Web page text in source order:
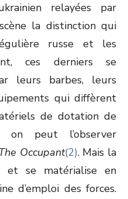
relayées par
la distinction qui
russe et les
ces derniers se
leurs barbes, leurs
qui diffèrent
de dotation de
on peut l’observer
Occupant(2). Mais la
et se matérialise en
d’emploi des forces.